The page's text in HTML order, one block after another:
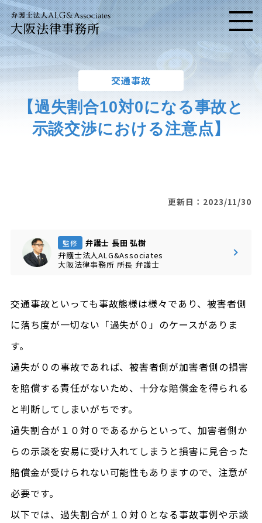
大阪法律事務所 メニ
交通事故
【過失割合10対0になる事故と
示談交渉における注意点】
更新日：2023/11/30
監修
弁護士 長田 弘樹
弁護士法人ALG&Associates
大阪法律事務所 所長 弁護士
交通事故といっても事故態様は様々であり、被害者側
に落ち度が一切ない「過失が０」のケースがありま
す。
過失が０の事故であれば、被害者側が加害者側の損害
を賠償する責任がないため、十分な賠償金を得られる
と判断してしまいがちです。
過失割合が１０対０であるからといって、加害者側か
らの示談を安易に受け入れてしまうと損害に見合った
賠償金が受けられない可能性もありますので、注意が
必要です。
以下では、過失割合が１０対０となる事故事例や示談